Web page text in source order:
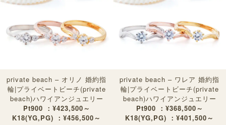
private beach – オリノ 婚約指
輪|プライベートビーチ(private
beach)ハワイアンジュエリー
Pt900 ：¥423,500～
K18(YG,PG) ：¥456,500～
private beach – ワレア 婚約指
輪|プライベートビーチ(private
beach)ハワイアンジュエリー
Pt900 ：¥368,500～
K18(YG,PG) ：¥401,500～